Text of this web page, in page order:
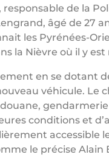
de la
âgé de 27
les Pyrénées-
la Nièvre où il y est
en se dotant
véhicule. Le
conditions et
accessible
le précise